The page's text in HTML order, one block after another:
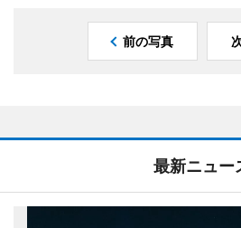
前の写真
最新ニュー